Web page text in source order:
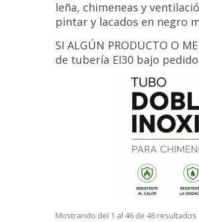
leña, chimeneas y
pintar y lacados en negro
SI ALGÚN PRODUCTO O
de tubería EI30 bajo
Mostrando del 1 al 46 de 46 resultados